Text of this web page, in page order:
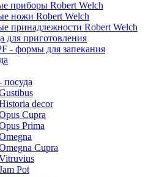
приборы Robert Welch
ножи Robert Welch
принадлежности Robert Welch
для приготовления
- формы для запекания
посуда
decor
Cupra
Prima
Cupra
Pot